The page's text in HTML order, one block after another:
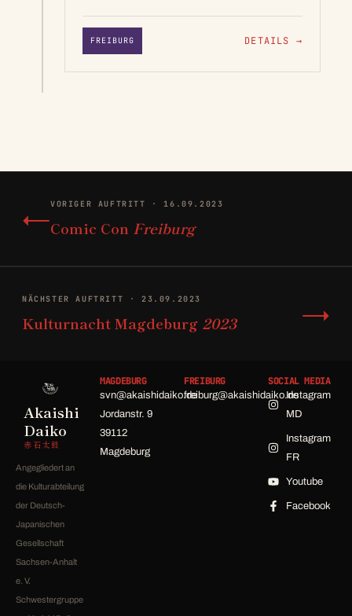
FREIBURG DETAILS →
←VORIGER AUFTRITT · 16.09.2023
Comic Con Freiburg
NÄCHSTER AUFTRITT · 23.09.2023
Kulturnacht Magdeburg 2023 →
Akaishi
Daiko
赤石太鼓
Angegliedert an
die Kulturabteilung
der Deutsch-
Japanischen
Gesellschaft
Sachsen-Anhalt
e. V.
Schwestergruppe
MAGDEBURG
svn@akaishidaiko.de
Jordanstr. 9
39112
Magdeburg
FREIBURG
freiburg@akaishidaiko.de
SOCIAL MEDIA
Instagram
MD
Instagram
FR
Youtube
Facebook